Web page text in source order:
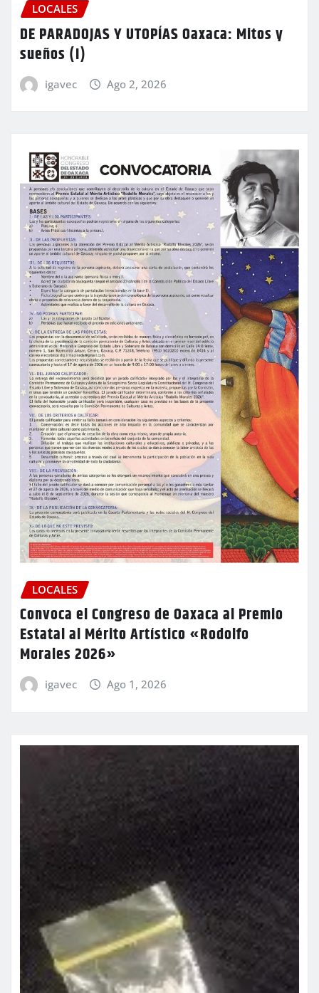
LOCALES
DE PARADOJAS Y UTOPÍAS Oaxaca: Mitos y
sueños (I)
igavec Ago 2, 2026
LOCALES
Convoca el Congreso de Oaxaca al Premio
Estatal al Mérito Artístico «Rodolfo
Morales 2026»
igavec Ago 1, 2026